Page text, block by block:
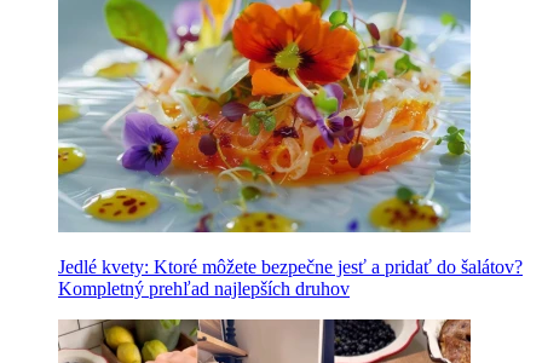
Jedlé kvety: Ktoré môžete bezpečne jesť a pridať do šalátov?
Kompletný prehľad najlepších druhov